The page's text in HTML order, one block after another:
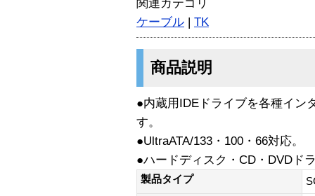
関連カテゴリ
ケーブル | TK
商品説明
●内蔵用IDEドライブを各種イン
す。
●UltraATA/133・100・66対応。
●ハードディスク・CD・DVDド
製品タイプ